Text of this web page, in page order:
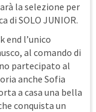
la selezione per
di SOLO JUNIOR.
end l’unico
al comando di
partecipato al
anche Sofia
a casa una bella
conquista un